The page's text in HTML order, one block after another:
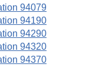
94079
94190
94290
94320
94370